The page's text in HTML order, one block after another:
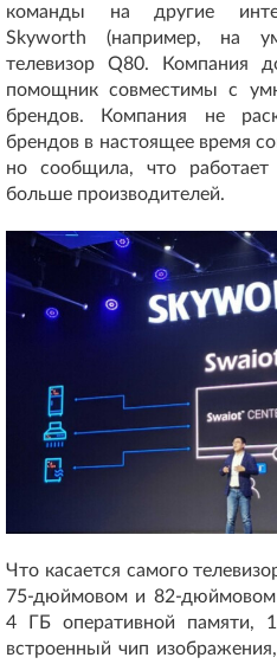
команды на другие
Skyworth (например, на
телевизор Q80. Компания
помощник совместимы с
брендов. Компания не
брендов в настоящее время
но сообщила, что
больше производителей.
Что касается самого
75-дюймовом и 82-дюймовом
4 ГБ оперативной памяти,
встроенный чип